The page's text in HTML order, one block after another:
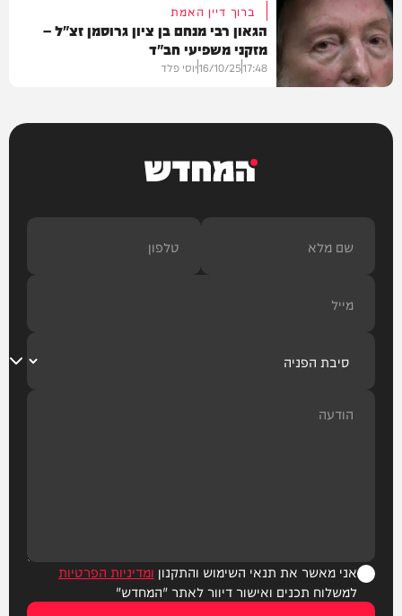
ברוך דיין האמת
הגאון רבי מנחם בן ציון גרוסמן זצ"ל –
מזקני משפיעי חב"ד
17:48
16/10/25יוסי פלד
המחדש
אני מאשר את תנאי השימוש והתקנון ומדיניות הפרטיות
למשלוח תכנים ואישור דיוור לאתר "המחדש"